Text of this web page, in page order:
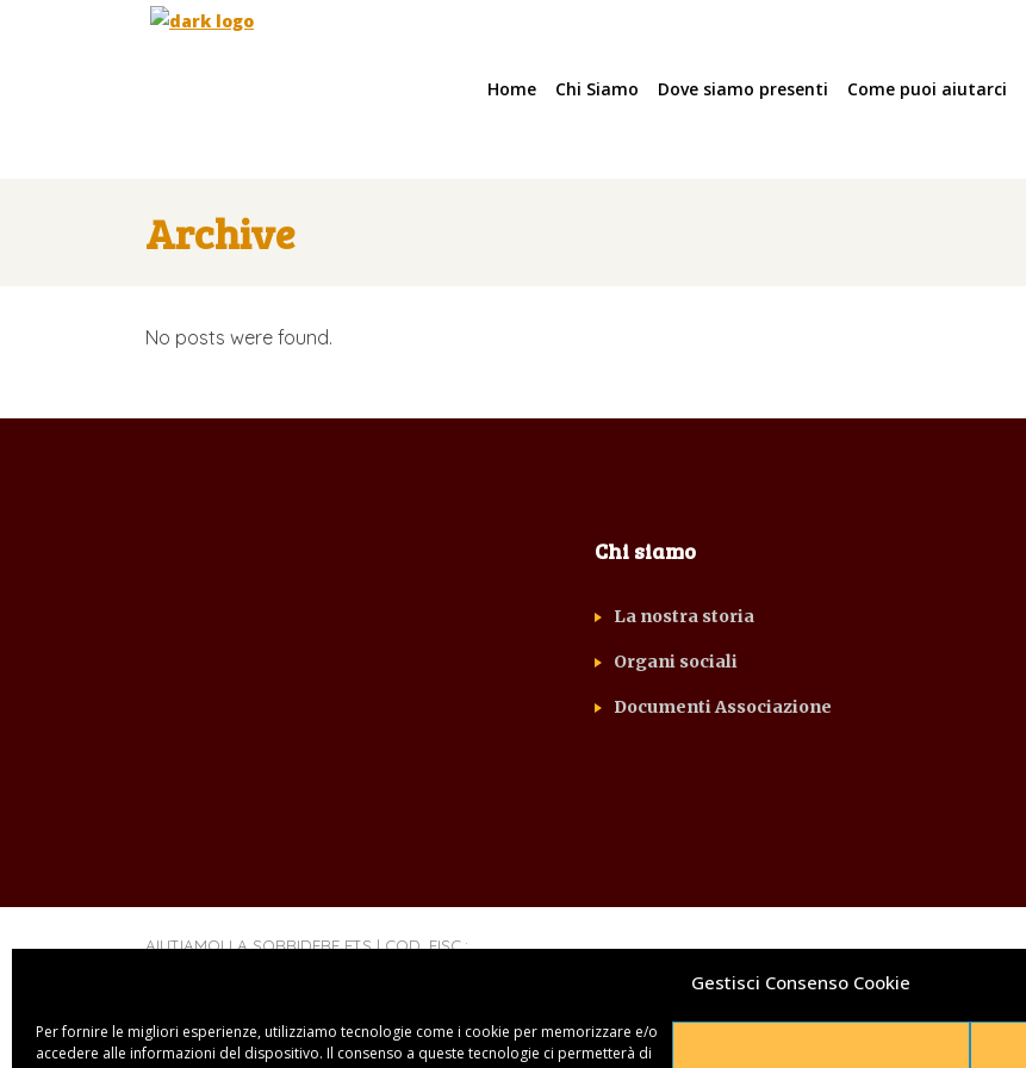
Gestisci Consenso Cookie
Per fornire le migliori esperienze, utilizziamo tecnologie come i cookie per memorizzare e/o
accedere alle informazioni del dispositivo. Il consenso a queste tecnologie ci permetterà di
Home Chi Siamo Dove siamo presenti Come puoi aiutarci
Archive
No posts were found.
Chi siamo
La nostra storia
Organi sociali
Documenti Associazione
AIUTIAMOLI A SORRIDERE ETS | COD. FISC.: